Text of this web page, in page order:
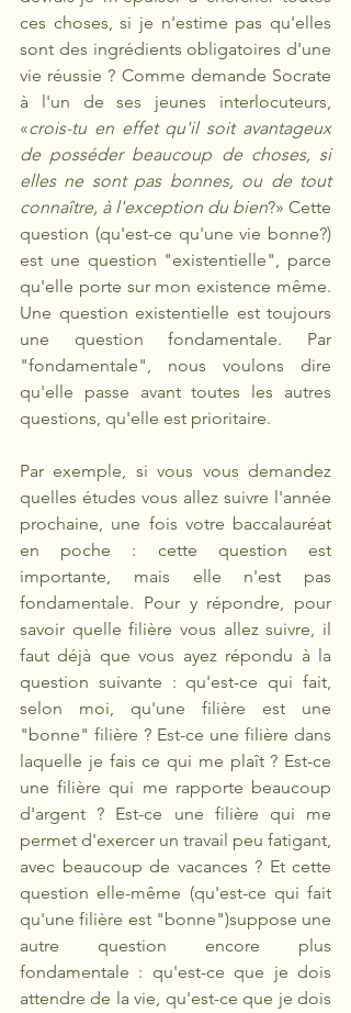
ces choses, si je n'estime pas qu'elles
sont des ingrédients obligatoires d'une
vie réussie ? Comme demande Socrate
à l'un de ses jeunes interlocuteurs,
«crois-tu en effet qu'il soit avantageux
de posséder beaucoup de choses, si
elles ne sont pas bonnes, ou de tout
connaître, à l'exception du bien?» Cette
question (qu'est-ce qu'une vie bonne?)
est une question "existentielle", parce
qu'elle porte sur mon existence même.
Une question existentielle est toujours
une question fondamentale. Par
"fondamentale", nous voulons dire
qu'elle passe avant toutes les autres
questions, qu'elle est prioritaire.
Par exemple, si vous vous demandez
quelles études vous allez suivre l'année
prochaine, une fois votre baccalauréat
en poche : cette question est
importante, mais elle n'est pas
fondamentale. Pour y répondre, pour
savoir quelle filière vous allez suivre, il
faut déjà que vous ayez répondu à la
question suivante : qu'est-ce qui fait,
selon moi, qu'une filière est une
"bonne" filière ? Est-ce une filière dans
laquelle je fais ce qui me plaît ? Est-ce
une filière qui me rapporte beaucoup
d'argent ? Est-ce une filière qui me
permet d'exercer un travail peu fatigant,
avec beaucoup de vacances ? Et cette
question elle-même (qu'est-ce qui fait
qu'une filière est "bonne")suppose une
autre question encore plus
fondamentale : qu'est-ce que je dois
attendre de la vie, qu'est-ce que je dois